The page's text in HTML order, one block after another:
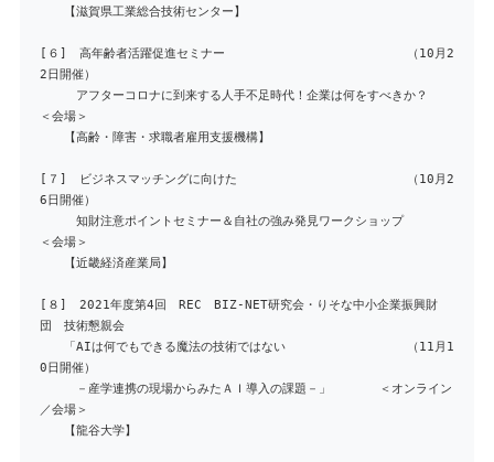
【滋賀県工業総合技術センター】
[６] 高年齢者活躍促進セミナー （10月2
2日開催）
アフターコロナに到来する人手不足時代！企業は何をすべきか？
＜会場＞
【高齢・障害・求職者雇用支援機構】
[７] ビジネスマッチングに向けた （10月2
6日開催）
知財注意ポイントセミナー＆自社の強み発見ワークショップ
＜会場＞
【近畿経済産業局】
[８] 2021年度第4回 REC BIZ-NET研究会・りそな中小企業振興財
団 技術懇親会
「AIは何でもできる魔法の技術ではない （11月1
0日開催）
－産学連携の現場からみたＡＩ導入の課題－」 ＜オンライン
／会場＞
【龍谷大学】